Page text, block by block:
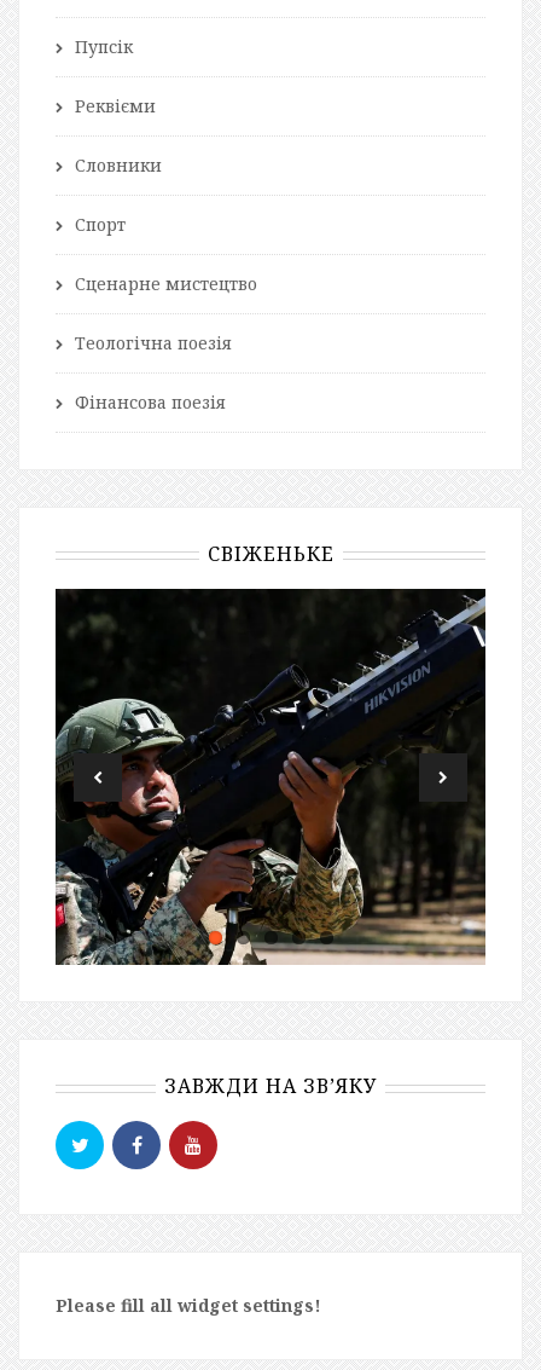
Пупсік
Реквієми
Словники
Спорт
Сценарне мистецтво
Теологічна поезія
Фінансова поезія
СВІЖЕНЬКЕ
ЗАВЖДИ НА ЗВ’ЯКУ
Please fill all widget settings!